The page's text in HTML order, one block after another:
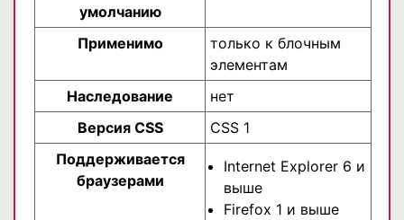
умолчанию
Применимо
только к блочным
элементам
Наследование
нет
Версия CSS
CSS 1
Поддерживается
браузерами
Internet Explorer 6 и
выше
Firefox 1 и выше